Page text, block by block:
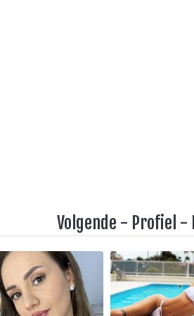
Volgende - Profiel -